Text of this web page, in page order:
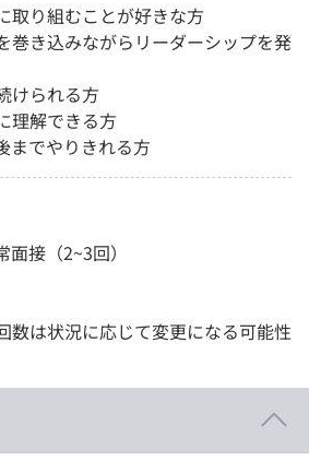
取り組むことが好きな方
巻き込みながらリーダーシップを発
けられる方
理解できる方
までやりきれる方
接（2~3回）
は状況に応じて変更になる可能性